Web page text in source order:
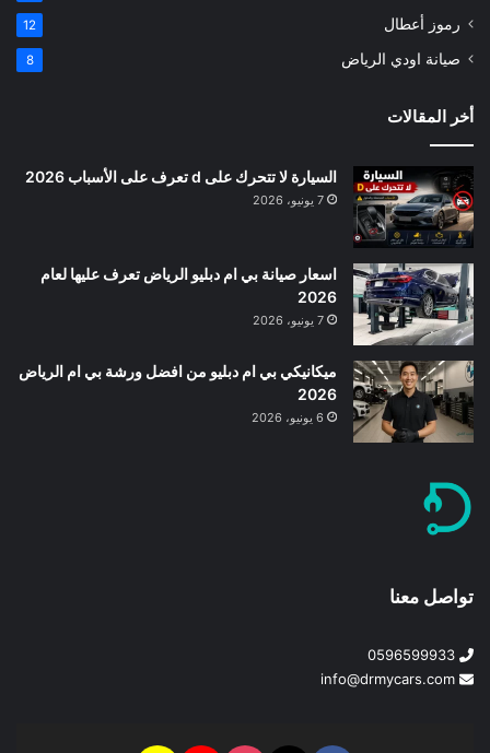
رموز أعطال 12
صيانة اودي الرياض 8
أخر المقالات
السيارة لا تتحرك على d تعرف على الأسباب 2026
7 يونيو، 2026
اسعار صيانة بي ام دبليو الرياض تعرف عليها لعام
2026
7 يونيو، 2026
ميكانيكي بي ام دبليو من افضل ورشة بي ام الرياض
2026
6 يونيو، 2026
تواصل معنا
0596599933
info@drmycars.com